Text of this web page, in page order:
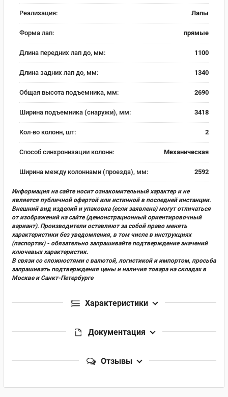
Реализация: Лапы
Форма лап: прямые
Длина передних лап до, мм: 1100
Длина задних лап до, мм: 1340
Общая высота подъемника, мм: 2690
Ширина подъемника (снаружи), мм: 3418
Кол-во колонн, шт: 2
Способ синхронизации колонн: Механическая
Ширина между колоннами (проезда), мм: 2592
Информация на сайте носит ознакомительный характер и не
является публичной офертой или истинной в последней инстанции.
Внешний вид изделий и упаковка (если заявлена) могут отличаться
от изображений на сайте (демонстрационный ориентировочный
вариант). Производители оставляют за собой право менять
характеристики без уведомления, в том числе в инструкциях
(паспортах) - обязательно запрашивайте подтверждение значений
ключевых характеристик.
В связи со сложностями с валютой, логистикой и импортом, просьба
запрашивать подтверждения цены и наличия товара на складах в
Москве и Санкт-Петербурге
Характеристики
Документация
Отзывы